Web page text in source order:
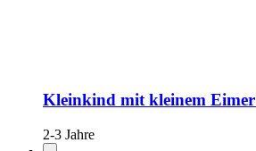
Kleinkind mit kleinem
2-3 Jahre